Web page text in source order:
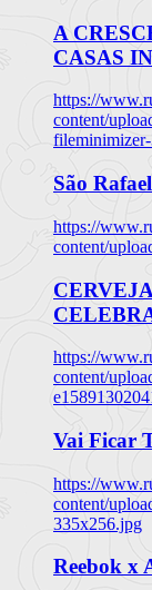
A
CASAS
https://
content/
São
https://
content/
https://
content/
Vai Ficar
https://
content/
335x256.jpg
Reebok x